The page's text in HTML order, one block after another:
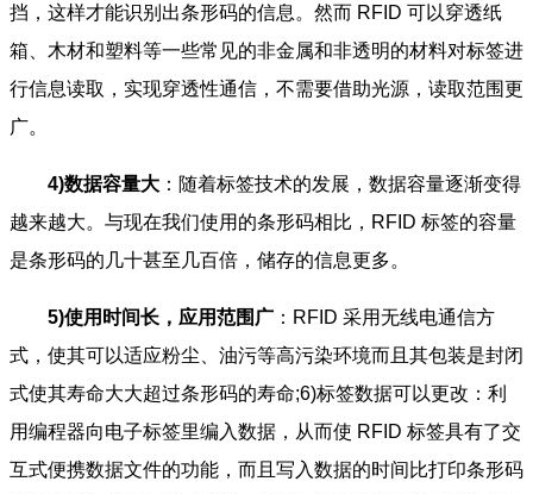
挡，这样才能识别出条形码的信息。然而 RFID 可以穿透纸
箱、木材和塑料等一些常见的非金属和非透明的材料对标签进
行信息读取，实现穿透性通信，不需要借助光源，读取范围更
广。
4)数据容量大 ：随着标签技术的发展，数据容量逐渐变得
越来越大。与现在我们使用的条形码相比，RFID 标签的容量
是条形码的几十甚至几百倍，储存的信息更多。
5)使用时间长，应用范围广 ：RFID 采用无线电通信方
式，使其可以适应粉尘、油污等高污染环境而且其包装是封闭
式使其寿命大大超过条形码的寿命;6)标签数据可以更改：利
用编程器向电子标签里编入数据，从而使 RFID 标签具有了交
互式便携数据文件的功能，而且写入数据的时间比打印条形码